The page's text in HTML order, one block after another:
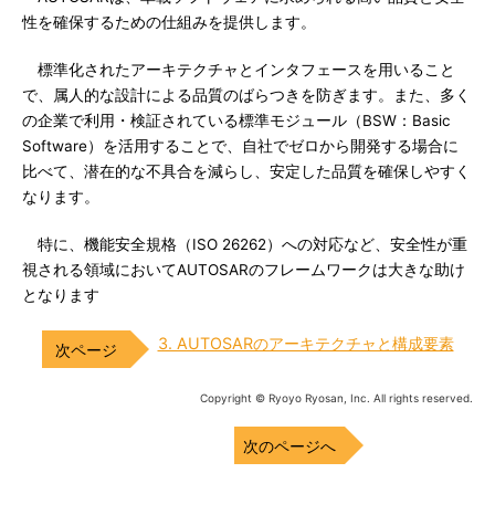
性を確保するための仕組みを提供します。
標準化されたアーキテクチャとインタフェースを用いること
で、属人的な設計による品質のばらつきを防ぎます。また、多く
の企業で利用・検証されている標準モジュール（BSW：Basic
Software）を活用することで、自社でゼロから開発する場合に
比べて、潜在的な不具合を減らし、安定した品質を確保しやすく
なります。
特に、機能安全規格（ISO 26262）への対応など、安全性が重
視される領域においてAUTOSARのフレームワークは大きな助け
となります
3. AUTOSARのアーキテクチャと構成要素
Copyright © Ryoyo Ryosan, Inc. All rights reserved.
次のページへ